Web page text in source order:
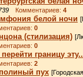
Комментариев: 4
белой ночи
0
(стилизация)
0
границу
2
пух